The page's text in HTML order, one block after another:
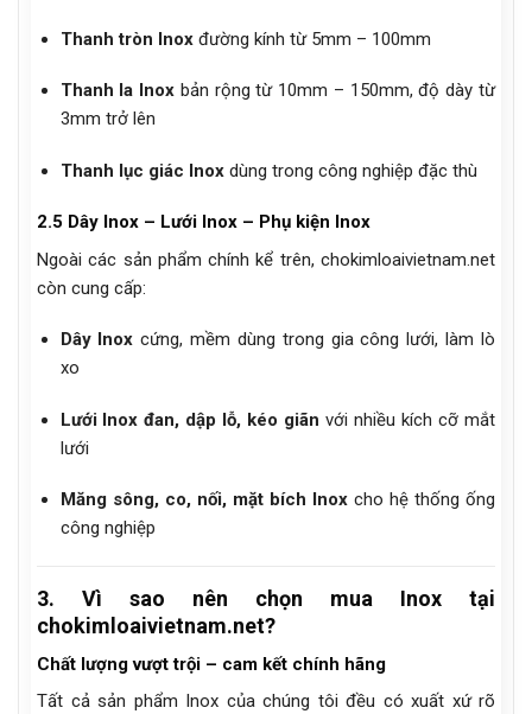
Thanh tròn Inoxđường kính từ 5mm – 100mm
Thanh la Inox bản rộng từ 10mm – 150mm, độ dày từ
3mm trở lên
Thanh lục giác Inoxdùng trong công nghiệp đặc thù
2.5 Dây Inox – Lưới Inox – Phụ kiện Inox
Ngoài các sản phẩm chính kể trên, chokimloaivietnam.net
còn cung cấp:
Dây Inox cứng, mềm dùng trong gia công lưới, làm lò
xo
Lưới Inox đan, dập lỗ, kéo giãn với nhiều kích cỡ mắt
lưới
Măng sông, co, nối, mặt bích Inoxcho hệ thống ống
công nghiệp
3. Vì sao nên chọn mua Inox tại
chokimloaivietnam.net?
Chất lượng vượt trội – cam kết chính hãng
Tất cả sản phẩm Inox của chúng tôi đều có xuất xứ rõ